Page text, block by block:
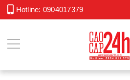
Hotline: 0904017379